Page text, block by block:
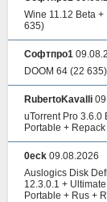
Wine 11.12 Beta +
635)
Софтпро1
DOOM 64 (22 635)
RubertoKavalli
uTorrent Pro 3.6.0
Portable + Repack
0eck 09.08.2026
Auslogics Disk
12.3.0.1 +
Portable + Rus +